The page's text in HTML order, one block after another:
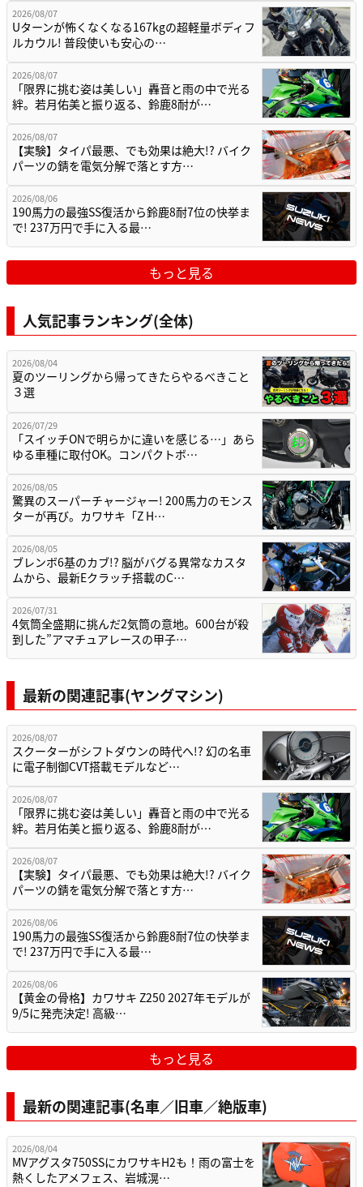
2026/08/07
Uターンが怖くなくなる167kgの超軽量ボディフ
ルカウル! 普段使いも安心の…
2026/08/07
「限界に挑む姿は美しい」轟音と雨の中で光る
絆。若月佑美と振り返る、鈴鹿8耐が…
2026/08/07
【実験】タイパ最悪、でも効果は絶大!? バイク
パーツの錆を電気分解で落とす方…
2026/08/06
190馬力の最強SS復活から鈴鹿8耐7位の快挙ま
で! 237万円で手に入る最…
もっと見る
人気記事ランキング(全体)
2026/08/04
夏のツーリングから帰ってきたらやるべきこと
３選
2026/07/29
「スイッチONで明らかに違いを感じる…」あら
ゆる車種に取付OK。コンパクトボ…
2026/08/05
驚異のスーパーチャージャー! 200馬力のモンス
ターが再び。カワサキ「Z H…
2026/08/05
ブレンボ6基のカブ!? 脳がバグる異常なカスタ
ムから、最新Eクラッチ搭載のC…
2026/07/31
4気筒全盛期に挑んだ2気筒の意地。600台が殺
到した”アマチュアレースの甲子…
最新の関連記事(ヤングマシン)
2026/08/07
スクーターがシフトダウンの時代へ!? 幻の名車
に電子制御CVT搭載モデルなど…
2026/08/07
「限界に挑む姿は美しい」轟音と雨の中で光る
絆。若月佑美と振り返る、鈴鹿8耐が…
2026/08/07
【実験】タイパ最悪、でも効果は絶大!? バイク
パーツの錆を電気分解で落とす方…
2026/08/06
190馬力の最強SS復活から鈴鹿8耐7位の快挙ま
で! 237万円で手に入る最…
2026/08/06
【黄金の骨格】カワサキ Z250 2027年モデルが
9/5に発売決定! 高級…
もっと見る
最新の関連記事(名車／旧車／絶版車)
2026/08/04
MVアグスタ750SSにカワサキH2も！雨の富士を
熱くしたアメフェス、岩城滉…